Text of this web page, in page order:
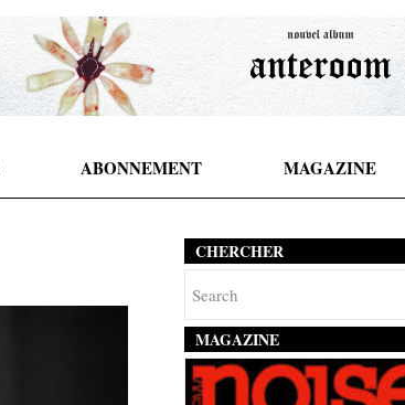
ABONNEMENT MAGAZINE
CHERCHER
MAGAZINE